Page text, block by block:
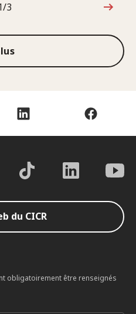
1sur3
3
du CICR
obligatoirement être renseignés